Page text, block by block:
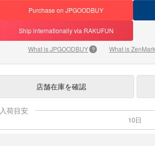
Purchase on JPGOODBUY
Ship internationally via RAKUFUN
What is JPGOODBUY ? What is
店舗在庫を確認
入荷目安
10日